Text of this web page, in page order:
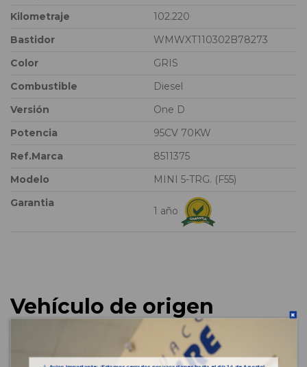
Kilometraje
102.220
Bastidor
WMWXT110302B78273
Color
GRIS
Combustible
Diesel
Versión
One D
Potencia
95CV 70KW
Ref.Marca
8511375
Modelo
MINI 5-TRG. (F55)
Garantia
1 año
Vehículo de origen